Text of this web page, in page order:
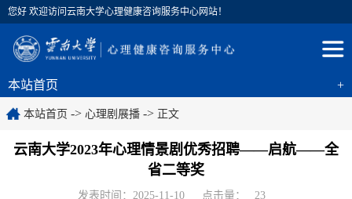
您好 欢迎访问云南大学心理健康咨询服务中心网站！
本站首页 +
本站首页 -> 心理剧展播 -> 正文
云南大学2023年心理情景剧优秀招聘——启航——全
省二等奖
发表时间：2025-11-10 点击量： 23